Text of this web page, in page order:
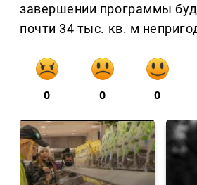
завершении программы
почти 34 тыс. кв. м
0 0 0